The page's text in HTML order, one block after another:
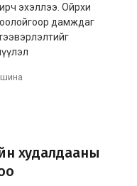
эхэллээ. Ойрхи
дамждаг
худалдааны